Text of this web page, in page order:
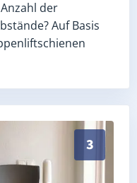
der
Auf Basis
3
zertifizierte